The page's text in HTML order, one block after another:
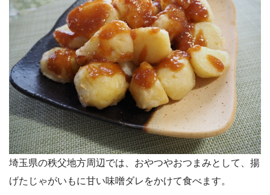
埼玉県の秩父地方周辺では、おやつやおつまみとして、揚
げたじゃがいもに甘い味噌ダレをかけて食べます。